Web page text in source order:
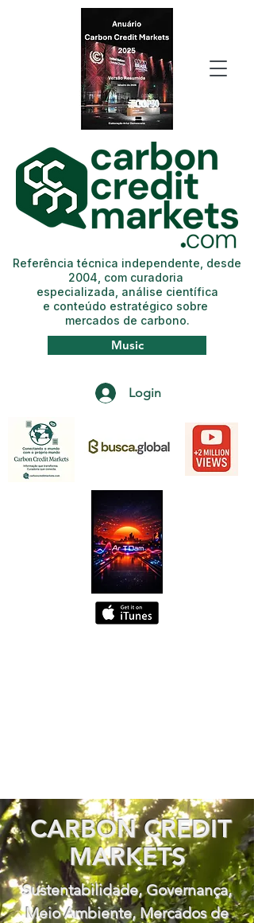
Login
Music
Referência técnica independente, desde
2004, com curadoria
especializada, análise científica
e conteúdo estratégico sobre
mercados de carbono.
CARBON CREDIT
MARKETS
Sustentabilidade, Governança,
Meio Ambiente, Mercados de